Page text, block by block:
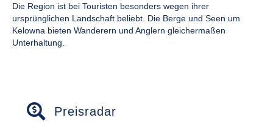
Die Region ist bei Touristen besonders wegen ihrer
ursprünglichen Landschaft beliebt. Die Berge und Seen um
Kelowna bieten Wanderern und Anglern gleichermaßen
Unterhaltung.
Preisradar